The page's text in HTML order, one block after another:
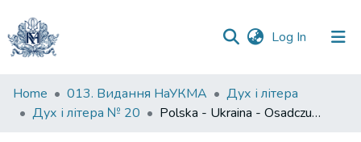
Log In (current)
Communities
&
Home 013. Видання НаУКМА
Дух і літера
Дух і літера № 20
Polska - Ukraina - Osadczuk / red. Bogumiła Berdychowska, Ola Hnatiuk, Lublin: UMCS, 2007: [рецензія]